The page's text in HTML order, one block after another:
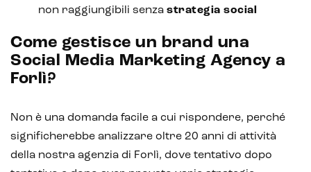
non raggiungibili senza strategia social
Come gestisce un brand una
Social Media Marketing Agency a
Forlì?
Non è una domanda facile a cui rispondere, perché
significherebbe analizzare oltre 20 anni di attività
della nostra agenzia di Forlì, dove tentativo dopo